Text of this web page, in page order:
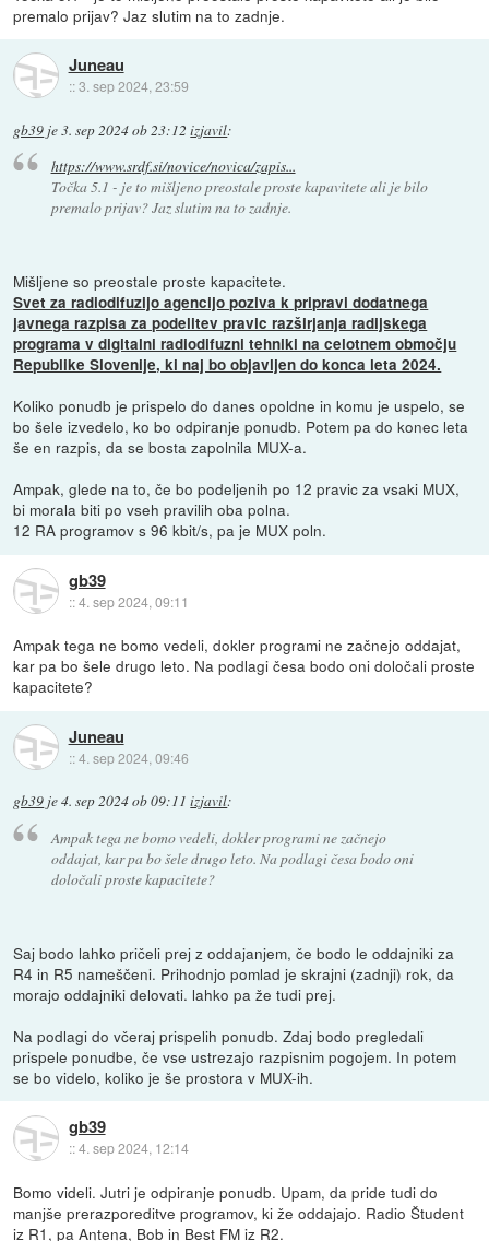
premalo prijav? Jaz slutim na to zadnje.
Juneau
::3. sep 2024, 23:59
gb39 je3. sep 2024 ob 23:12 izjavil:
https://www.srdf.si/novice/novica/zapis...
Točka 5.1 - je to mišljeno preostale proste kapavitete ali je bilo
premalo prijav? Jaz slutim na to zadnje.
Mišljene so preostale proste kapacitete.
Svet za radiodifuzijo agencijo poziva k pripravi dodatnega
javnega razpisa za podelitev pravic razširjanja radijskega
programa v digitalni radiodifuzni tehniki na celotnem območju
Republike Slovenije, ki naj bo objavljen do konca leta 2024.
Koliko ponudb je prispelo do danes opoldne in komu je uspelo, se
bo šele izvedelo, ko bo odpiranje ponudb. Potem pa do konec leta
še en razpis, da se bosta zapolnila MUX-a.
Ampak, glede na to, če bo podeljenih po 12 pravic za vsaki MUX,
bi morala biti po vseh pravilih oba polna.
12 RA programov s 96 kbit/s, pa je MUX poln.
gb39
::4. sep 2024, 09:11
Ampak tega ne bomo vedeli, dokler programi ne začnejo oddajat,
kar pa bo šele drugo leto. Na podlagi česa bodo oni določali proste
kapacitete?
Juneau
::4. sep 2024, 09:46
gb39 je4. sep 2024 ob 09:11 izjavil:
Ampak tega ne bomo vedeli, dokler programi ne začnejo
oddajat, kar pa bo šele drugo leto. Na podlagi česa bodo oni
določali proste kapacitete?
Saj bodo lahko pričeli prej z oddajanjem, če bodo le oddajniki za
R4 in R5 nameščeni. Prihodnjo pomlad je skrajni (zadnji) rok, da
morajo oddajniki delovati. lahko pa že tudi prej.
Na podlagi do včeraj prispelih ponudb. Zdaj bodo pregledali
prispele ponudbe, če vse ustrezajo razpisnim pogojem. In potem
se bo videlo, koliko je še prostora v MUX-ih.
gb39
::4. sep 2024, 12:14
Bomo videli. Jutri je odpiranje ponudb. Upam, da pride tudi do
manjše prerazporeditve programov, ki že oddajajo. Radio Študent
iz R1, pa Antena, Bob in Best FM iz R2.